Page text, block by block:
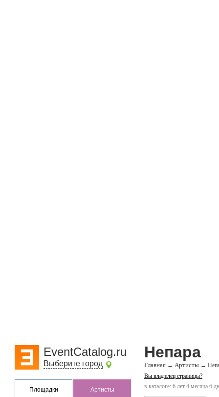
EventCatalog.ru
Выберите город
Площадки Артисты
Непара
Главная → Артисты →
Вы владелец страницы?
в каталоге: 6 лет 4 месяца 6